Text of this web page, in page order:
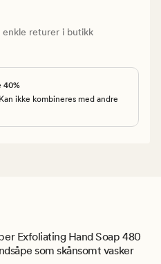
enkle returer i butikk
40%
ikke kombineres med andre
Exfoliating Hand Soap 480
som skånsomt vasker